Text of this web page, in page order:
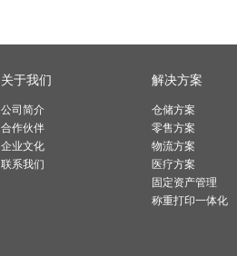
关于我们
公司简介
合作伙伴
企业文化
联系我们
解决方案
仓储方案
零售方案
物流方案
医疗方案
固定资产管理
称重打印一体化